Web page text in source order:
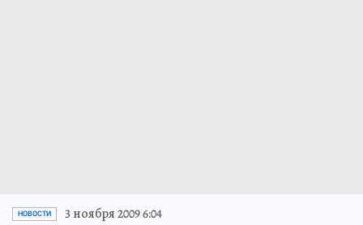
НОВОСТИ 3 ноября 2009 6:04